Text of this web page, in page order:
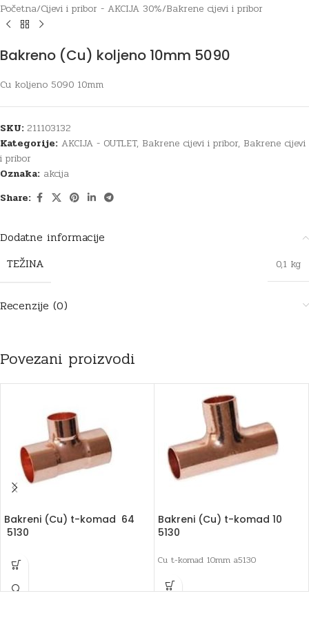
Početna/Cijevi i pribor - AKCIJA 30%/Bakrene cijevi i pribor
Bakreno (Cu) koljeno 10mm 5090
Cu koljeno 5090 10mm
SKU: 211103132
Kategorije: AKCIJA - OUTLET, Bakrene cijevi i pribor, Bakrene cijevi
i pribor
Oznaka: akcija
Share:
Dodatne informacije
TEŽINA
0,1 kg
Recenzije (0)
Povezani proizvodi
Bakreni (Cu) t-komad 64
5130
Bakreni (Cu) t-komad 10
5130
Cu t-komad 10mm a5130